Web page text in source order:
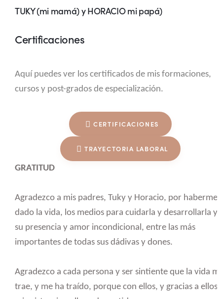
TUKY (mi mamá) y HORACIO mi papá)
Certificaciones
Aquí puedes ver los certificados de mis formaciones,
cursos y post-grados de especialización.
CERTIFICACIONES
TRAYECTORIA LABORAL
GRATITUD
Agradezco a mis padres, Tuky y Horacio, por haberme
dado la vida, los medios para cuidarla y desarrollarla y
su presencia y amor incondicional, entre las más
importantes de todas sus dádivas y dones.
Agradezco a cada persona y ser sintiente que la vida
trae, y me ha traído, porque con ellos, y gracias a ellos,